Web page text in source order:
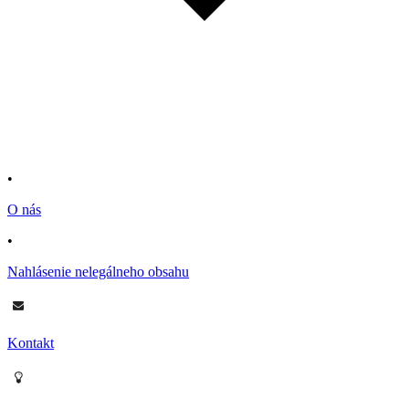
•
O nás
•
Nahlásenie nelegálneho obsahu
Kontakt